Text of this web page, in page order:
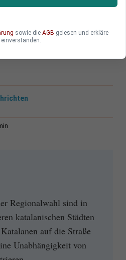
katalanischen Städten
von Spanien
sich der Konflikt mit
Regionalwahl sind in
katalanischen Städten
auf die Straße
Unabhängigkeit von
sowie die AGB gelesen und erkläre